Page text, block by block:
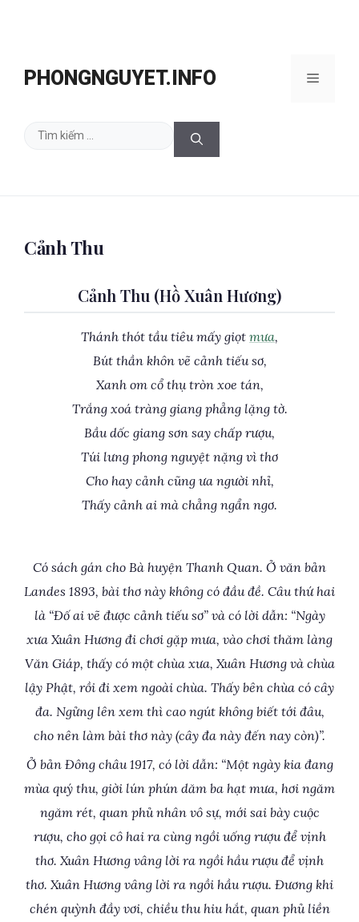
PHONGNGUYET.INFO Menu
Tìm
Cảnh Thu
Cảnh Thu (Hồ Xuân Hương)
Thánh thót tầu tiêu mấy giọt mưa,
Bút thần khôn vẽ cảnh tiếu sơ,
Xanh om cổ thụ tròn xoe tán,
Trắng xoá tràng giang phẳng lặng tờ.
Bầu dốc giang sơn say chấp rượu,
Túi lưng phong nguyệt nặng vì thơ
Cho hay cảnh cũng ưa người nhỉ,
Thấy cảnh ai mà chẳng ngẩn ngơ.
Có sách gán cho Bà huyện Thanh Quan. Ở văn bản
Landes 1893, bài thơ này không có đầu đề. Câu thứ hai
là “Đố ai vẽ được cảnh tiếu sơ” và có lời dẫn: “Ngày
xưa Xuân Hương đi chơi gặp mưa, vào chơi thăm làng
Văn Giáp, thấy có một chùa xưa, Xuân Hương và chùa
lậy Phật, rồi đi xem ngoài chùa. Thấy bên chùa có cây
đa. Ngửng lên xem thì cao ngút không biết tới đâu,
cho nên làm bài thơ này (cây đa này đến nay còn)”.
Ở bản Đông châu 1917, có lời dẫn: “Một ngày kia đang
mùa quý thu, giời lún phún dăm ba hạt mưa, hơi ngăm
ngăm rét, quan phủ nhân vô sự, mới sai bày cuộc
rượu, cho gọi cô hai ra cùng ngồi uống rượu để vịnh
thơ. Xuân Hương vâng lời ra ngồi hầu rượu để vịnh
thơ. Xuân Hương vâng lời ra ngồi hầu rượu. Đương khi
chén quỳnh đầy vơi, chiều thu hiu hắt, quan phủ liền